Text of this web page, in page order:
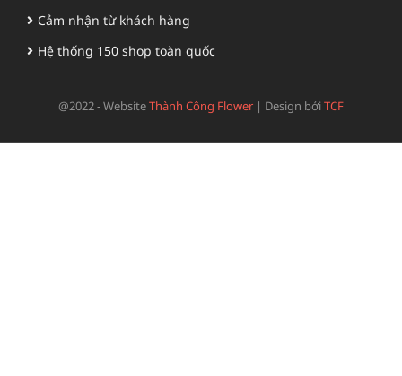
Cảm nhận từ khách hàng
Hệ thống 150 shop toàn quốc
@2022 - WebsiteThành Công Flower | Design bởiTCF